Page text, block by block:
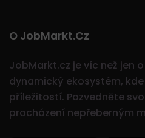
O JobMarkt.cz
JobMarkt.cz je víc než jen
dynamický ekosystém,
příležitostí. Pozvedněte
procházení nepřeberným